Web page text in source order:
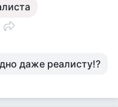
даже реалисту!?